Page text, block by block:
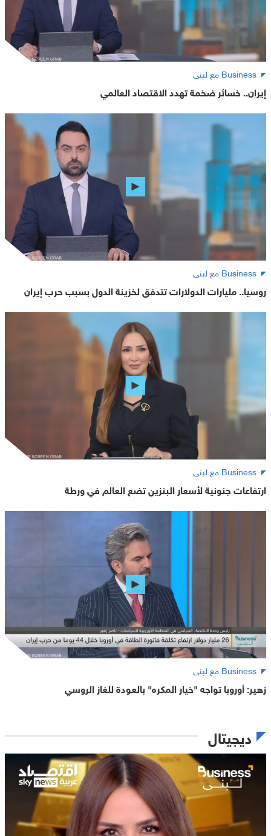
Business مع لبنى
إيران.. خسائر ضخمة تهدد الاقتصاد العالمي
Business مع لبنى
روسيا.. مليارات الدولارات تتدفق لخزينة الدول بسبب حرب إيران
Business مع لبنى
ارتفاعات جنونية لأسعار البنزين تضع العالم في ورطة
Business مع لبنى
زهير: أوروبا تواجه "خيار المكره" بالعودة للغاز الروسي
ديجيتال